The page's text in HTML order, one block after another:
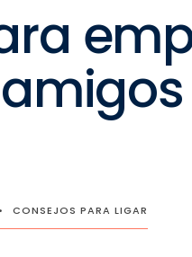
• CONSEJOS PARA LIGAR